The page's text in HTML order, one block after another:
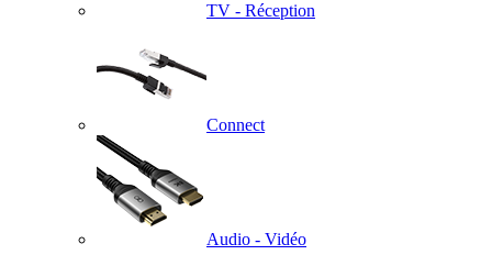
TV - Réception
Connect
Audio - Vidéo